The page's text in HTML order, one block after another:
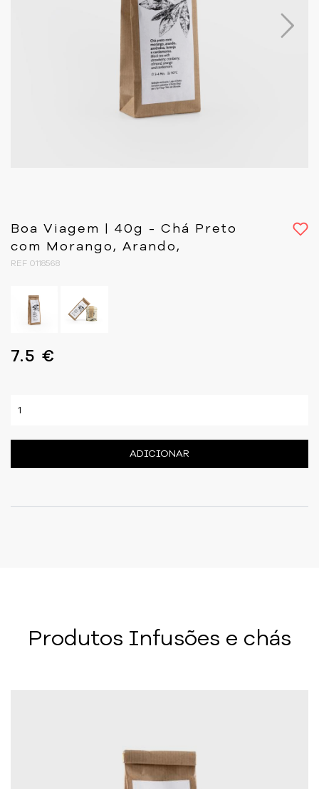
Boa Viagem | 40g - Chá Preto
com Morango, Arando,
REF 0118568
7.5 €
ADICIONAR
Produtos Infusões e chás